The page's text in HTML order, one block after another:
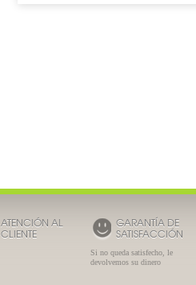
ATENCIÓN AL
CLIENTE
GARANTÍA DE
SATISFACCIÓN
Si no queda satisfecho, le
devolvemos su dinero